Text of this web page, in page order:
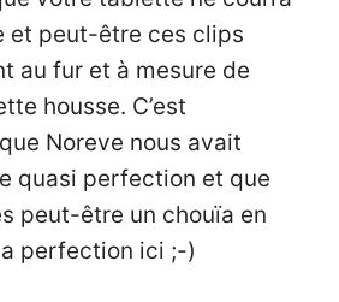
et peut-être ces clips
au fur et à mesure de
housse. C’est
Noreve nous avait
quasi perfection et que
peut-être un chouïa en
perfection ici ;-)